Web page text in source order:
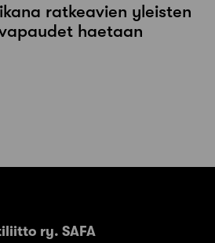
ratkeavien yleisten
haetaan
ry. SAFA